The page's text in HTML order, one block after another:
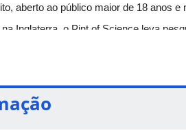
aberto ao público maior de 18 anos e
Inglaterra, o Pint of Science leva